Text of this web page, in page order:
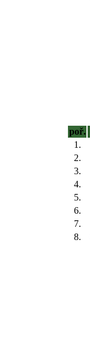
poř.
1.
2.
3.
4.
5.
6.
7.
8.